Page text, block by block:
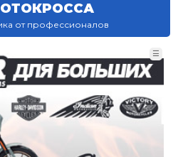
от профессионалов
☰